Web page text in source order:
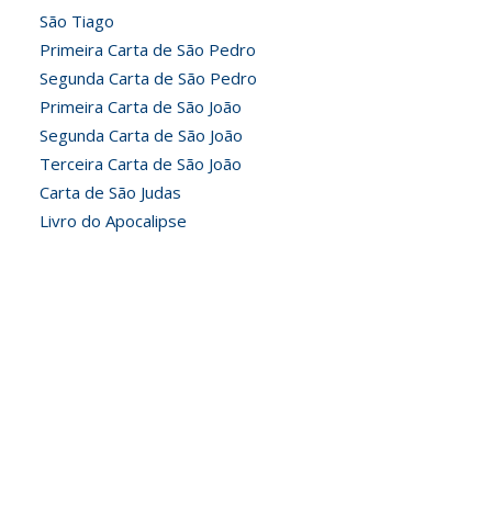
São Tiago
Primeira Carta de São Pedro
Segunda Carta de São Pedro
Primeira Carta de São João
Segunda Carta de São João
Terceira Carta de São João
Carta de São Judas
Livro do Apocalipse